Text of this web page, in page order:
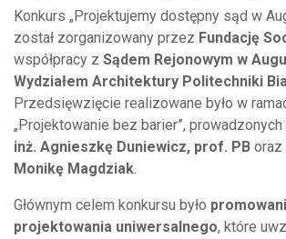
Konkurs „Projektujemy dostępny sąd w
został zorganizowany przez Fundację
współpracy z Sądem Rejonowym w
Wydziałem Architektury Politechniki
Przedsięwzięcie realizowane było w
„Projektowanie bez barier”,
inż. Agnieszkę Duniewicz, prof. PB oraz
Monikę Magdziak.
Głównym celem konkursu było
projektowania uniwersalnego, które